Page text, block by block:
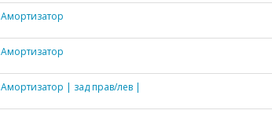
Амортизатор
Амортизатор
Амортизатор | зад прав/лев |